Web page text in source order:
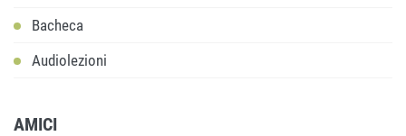
Bacheca
Audiolezioni
AMICI